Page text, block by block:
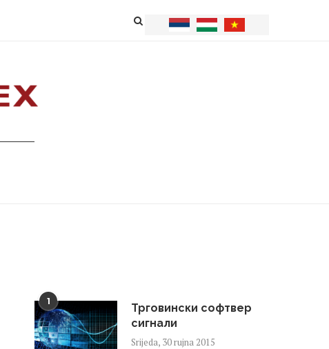
1
Трговински софтвер
сигнали
Srijeda, 30 rujna 2015